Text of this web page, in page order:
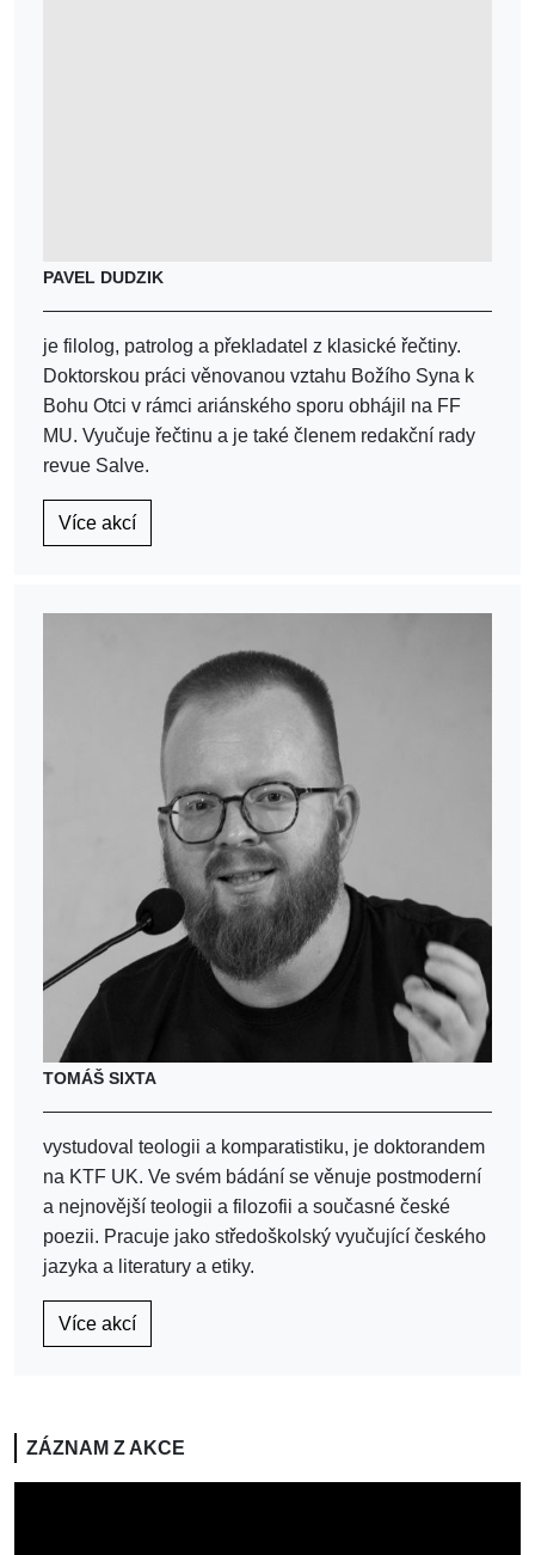
PAVEL DUDZIK
je filolog, patrolog a překladatel z klasické řečtiny.
Doktorskou práci věnovanou vztahu Božího Syna k
Bohu Otci v rámci ariánského sporu obhájil na FF
MU. Vyučuje řečtinu a je také členem redakční rady
revue Salve.
Více akcí
TOMÁŠ SIXTA
vystudoval teologii a komparatistiku, je doktorandem
na KTF UK. Ve svém bádání se věnuje postmoderní
a nejnovější teologii a filozofii a současné české
poezii. Pracuje jako středoškolský vyučující českého
jazyka a literatury a etiky.
Více akcí
ZÁZNAM Z AKCE